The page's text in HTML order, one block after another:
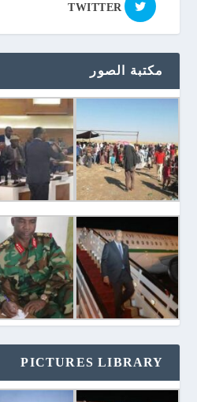
TWITTER
مكتبة الصور
PICTURES LIBRARY